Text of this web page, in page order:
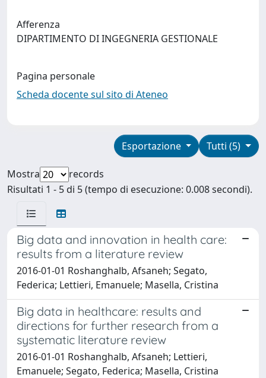
Afferenza
DIPARTIMENTO DI INGEGNERIA GESTIONALE
Pagina personale
Scheda docente sul sito di Ateneo
Tutti (5)
Esportazione
Mostra
records
Risultati 1 - 5 di 5 (tempo di esecuzione: 0.008 secondi).
Big data and innovation in health care:
results from a literature review
2016-01-01 Roshanghalb, Afsaneh; Segato,
Federica; Lettieri, Emanuele; Masella, Cristina
Big data in healthcare: results and
directions for further research from a
systematic literature review
2016-01-01 Roshanghalb, Afsaneh; Lettieri,
Emanuele; Segato, Federica; Masella, Cristina